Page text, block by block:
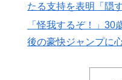
たる支持を表明「隠
「怪我するぞ！」30
後の豪快ジャンプに